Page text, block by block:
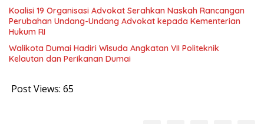
Koalisi 19 Organisasi Advokat Serahkan Naskah Rancangan
Perubahan Undang-Undang Advokat kepada Kementerian
Hukum RI
Walikota Dumai Hadiri Wisuda Angkatan VII Politeknik
Kelautan dan Perikanan Dumai
Post Views: 65